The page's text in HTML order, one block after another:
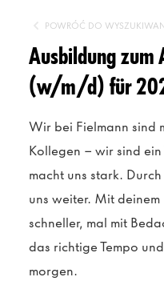
POWRÓĆ DO
Ausbildung zum
(w/m/d) für
Wir bei Fielmann sind
Kollegen – wir sind ein
macht uns stark.
uns weiter. Mit
schneller, mal mit
das richtige Tempo
morgen.